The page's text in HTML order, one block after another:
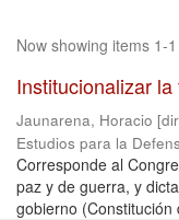
Now showing items 1-1
Institucionalizar
Jaunarena, Horacio
Estudios para la
Corresponde al
paz y de guerra, y
gobierno (Constitución